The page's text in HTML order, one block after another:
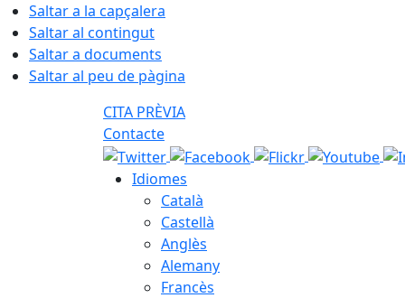
Saltar a la capçalera
Saltar al contingut
Saltar a documents
Saltar al peu de pàgina
CITA PRÈVIA
Contacte
Idiomes
Català
Castellà
Anglès
Alemany
Francès